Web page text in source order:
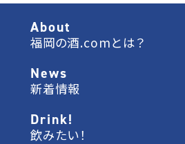
About
福岡の酒.comとは？
News
新着情報
Drink!
飲みたい！